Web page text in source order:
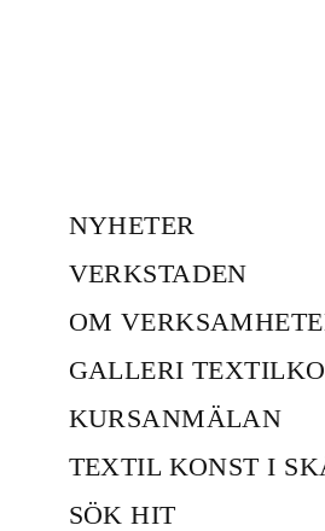
NYHETER
VERKSTADEN
OM
GALLERI
KURSANMÄLAN
TEXTIL KONST I
SÖK HIT